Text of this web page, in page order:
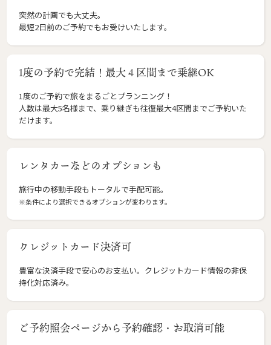
突然の計画でも大丈夫。
最短2日前のご予約でもお受けいたします。
1度の予約で完結！最大４区間まで乗継OK
1度のご予約で旅をまるごとプランニング！
人数は最大5名様まで、乗り継ぎも往復最大4区間までご予約いた
だけます。
レンタカーなどのオプションも
旅行中の移動手段もトータルで手配可能。
※条件により選択できるオプションが変わります。
クレジットカード決済可
豊富な決済手段で安心のお支払い。クレジットカード情報の非保
持化対応済み。
ご予約照会ページから予約確認・お取消可能